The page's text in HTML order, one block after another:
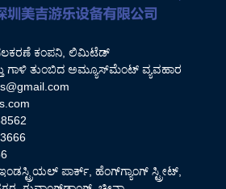
ಕಂಪನಿ, ಲಿಮಿಟೆಡ್
ಗಾಳಿ ತುಂಬಿದ ಅಮ್ಯೂಸ್‌ಮೆಂಟ್ ವ್ಯವಹಾರ
ಪಾರ್ಕ್, ಹೆಂಗ್‌ಗ್ಯಾಂಗ್ ಸ್ಟ್ರೀಟ್,